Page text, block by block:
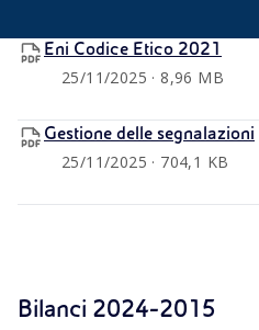
Eni Codice Etico 2021
25/11/2025 · 8,96 MB
Gestione delle segnalazioni
25/11/2025 · 704,1 KB
Bilanci 2024-2015